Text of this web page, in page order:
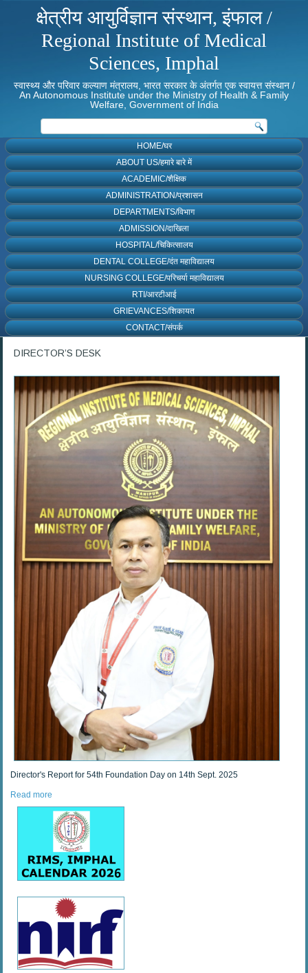
क्षेत्रीय आयुर्विज्ञान संस्थान, इंफाल /
Regional Institute of Medical
Sciences, Imphal
स्वास्थ्य और परिवार कल्याण मंत्रालय, भारत सरकार के अंतर्गत एक स्वायत्त संस्थान /
An Autonomous Institute under the Ministry of Health & Family
Welfare, Government of India
HOME/घर
ABOUT US/हमारे बारे में
ACADEMIC/शैक्षिक
ADMINISTRATION/प्रशासन
DEPARTMENTS/विभाग
ADMISSION/दाखिला
HOSPITAL/चिकित्सालय
DENTAL COLLEGE/दंत महाविद्यालय
NURSING COLLEGE/परिचर्या महाविद्यालय
RTI/आरटीआई
GRIEVANCES/शिकायत
CONTACT/संपर्क
DIRECTOR’S DESK
Director's Report for 54th Foundation Day on 14th Sept. 2025
Read more